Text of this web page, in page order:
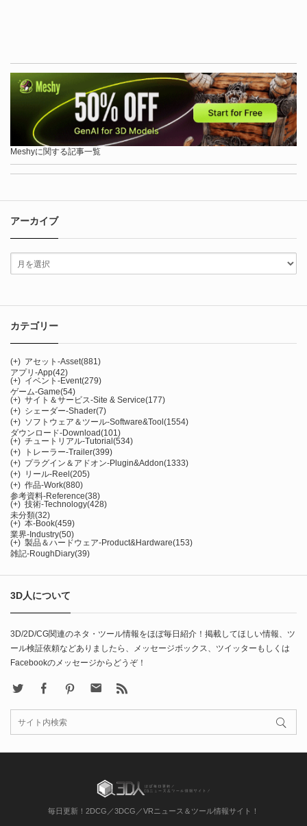
Meshyに関する記事一覧
アーカイブ
カテゴリー
(+) アセット-Asset(881)
アプリ-App(42)
(+) イベント-Event(279)
ゲーム-Game(54)
(+) サイト＆サービス-Site & Service(177)
(+) シェーダー-Shader(7)
(+) ソフトウェア＆ツール-Software&Tool (1554)
ダウンロード-Download(101)
(+) チュートリアル-Tutorial (534)
(+)
トレーラー-Trailer(399)
(+) プラグイン＆アドオン-Plugin&Addon(1333)
(+) リール-Reel (205)
(+) 作品-Work(880)
参考資料-Reference(38)
(+) 技術-Technology(428)
未分類(32)
(+) 本-Book(459)
業界-Industry(50)
(+) 製品＆ハードウェア-Product&Hardware(153)
雑記-RoughDiary(39)
3D人について
3D/2D/CG関連のネタ・ツール情報をほぼ毎日紹介！掲載してほしい情報、ツ
ール検証依頼などありましたら、メッセージボックス、ツイッターもしくは
Facebookのメッセージからどうぞ！
FacebookPinterest Contact
毎日更新！2DCG／3DCG／VRニュース＆ツール情報サイト！